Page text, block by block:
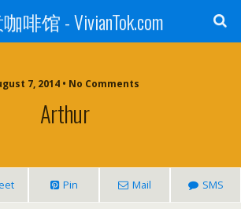
啡馆 - VivianTok.com
7, 2014 • No Comments
Arthur
Pin Mail SMS